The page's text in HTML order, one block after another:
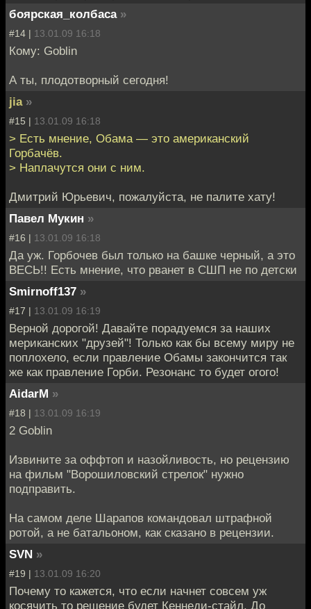
боярская_колбаса »
#14 | 13.01.09 16:18
Кому: Goblin
А ты, плодотворный сегодня!
jia »
#15 | 13.01.09 16:18
> Есть мнение, Обама — это американский
Горбачёв.
> Наплачутся они с ним.
Дмитрий Юрьевич, пожалуйста, не палите хату!
Павел Мукин »
#16 | 13.01.09 16:18
Да уж. Горбочев был только на башке черный, а это
ВЕСЬ!! Есть мнение, что рванет в СШП не по детски
Smirnoff137 »
#17 | 13.01.09 16:19
Верной дорогой! Давайте порадуемся за наших
мериканских "друзей"! Только как бы всему миру не
поплохело, если правление Обамы закончится так
же как правление Горби. Резонанс то будет огого!
AidarM »
#18 | 13.01.09 16:19
2 Goblin
Извините за оффтоп и назойливость, но рецензию
на фильм "Ворошиловский стрелок" нужно
подправить.
На самом деле Шарапов командовал штрафной
ротой, а не батальоном, как сказано в рецензии.
SVN »
#19 | 13.01.09 16:20
Почему то кажется, что если начнет совсем уж
косячить то решение будет Кеннеди-стайл. До